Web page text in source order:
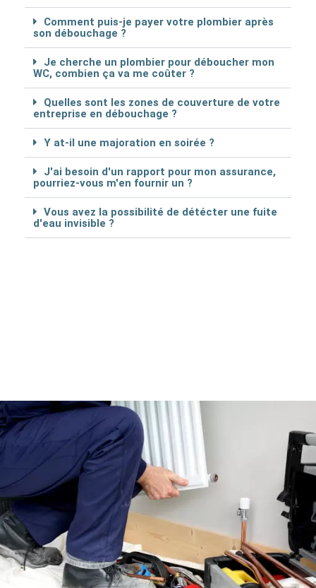
Comment puis-je payer votre plombier après
son débouchage ?
Je cherche un plombier pour déboucher mon
WC, combien ça va me coûter ?
Quelles sont les zones de couverture de votre
entreprise en débouchage ?
Y at-il une majoration en soirée ?
J'ai besoin d'un rapport pour mon assurance,
pourriez-vous m'en fournir un ?
Vous avez la possibilité de détécter une fuite
d'eau invisible ?